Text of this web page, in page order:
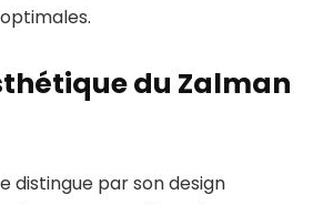
du Zalman
distingue par son design